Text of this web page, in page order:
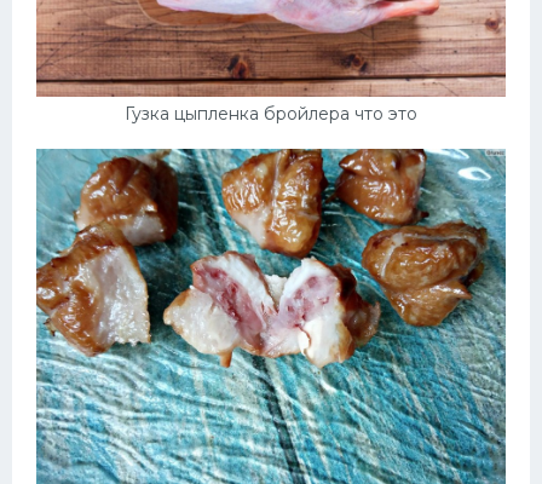
Гузка цыпленка бройлера что это